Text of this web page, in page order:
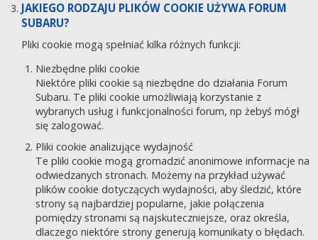
JAKIEGO RODZAJU PLIKÓW COOKIE UŻYWA FORUM
SUBARU?
Pliki cookie mogą spełniać kilka różnych funkcji:
Niezbędne pliki cookie
Niektóre pliki cookie są niezbędne do działania Forum
Subaru. Te pliki cookie umożliwiają korzystanie z
wybranych usług i funkcjonalności forum, np żebyś mógł
się zalogować.
Pliki cookie analizujące wydajność
Te pliki cookie mogą gromadzić anonimowe informacje na
odwiedzanych stronach. Możemy na przykład używać
plików cookie dotyczących wydajności, aby śledzić, które
strony są najbardziej popularne, jakie połączenia
pomiędzy stronami są najskuteczniejsze, oraz określa,
dlaczego niektóre strony generują komunikaty o błędach.